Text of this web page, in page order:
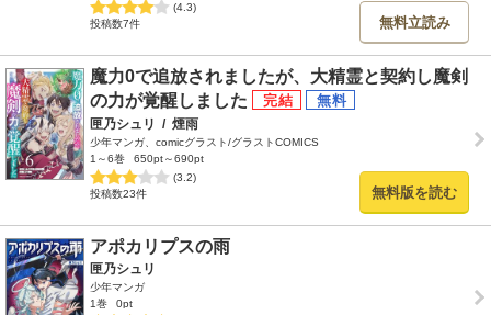
(4.3)
投稿数7件
無料立読み
魔力0で追放されましたが、大精霊と契約し魔剣
の力が覚醒しました
匣乃シュリ / 煙雨
少年マンガ、comicグラスト/グラストCOMICS
1～6巻
650pt～690pt
(3.2)
投稿数23件
無料版を読む
アポカリプスの雨
匣乃シュリ
少年マンガ
1巻
0pt